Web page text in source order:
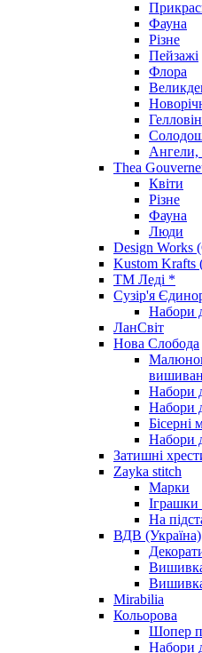
Фауна
Різне
Пейзажі
Флора
Гелловін
Ангели,
Thea
Квіти
Різне
Фауна
Люди
Design
Kustom Krafts
ТМ Леді *
Сузір'я
Набори
ЛанСвіт
Нова Слобода
Набори
Набори
Бісерні
Набори
Затишні
Zayka stitch
Марки
Іграшки
На
ВДВ (Україна)
Mirabilia
Кольорова
Шопер
Набори